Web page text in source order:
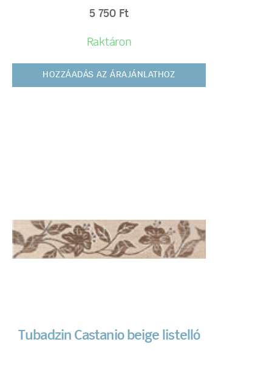
5 750 Ft
Raktáron
HOZZÁADÁS AZ ÁRAJÁNLATHOZ
Tubadzin Castanio beige listelló